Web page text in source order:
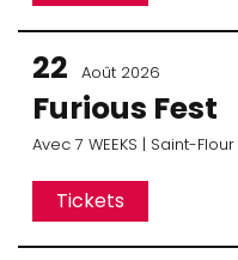
22 Août 2026
Furious Fest
Avec 7 WEEKS | Saint-Flour
Tickets